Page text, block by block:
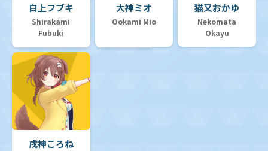
白上フブキ
Shirakami
Fubuki
大神ミオ
Ookami Mio
猫又おかゆ
Nekomata
Okayu
戌神ころね